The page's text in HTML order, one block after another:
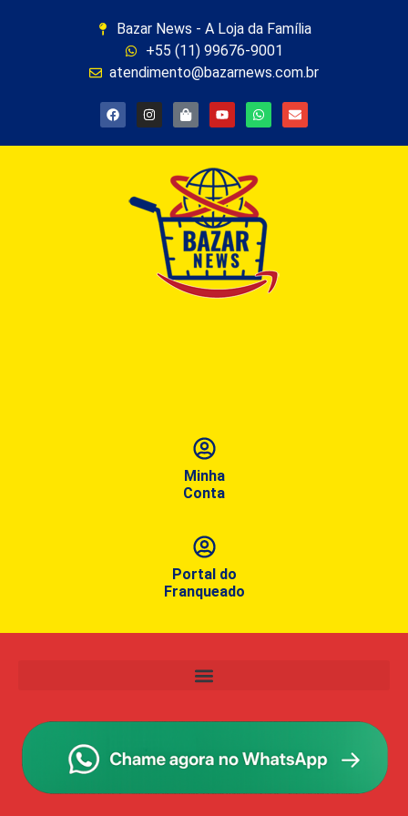
Bazar News - A Loja da Família
+55 (11) 99676-9001
atendimento@bazarnews.com.br
Minha
Conta
Portal do
Franqueado